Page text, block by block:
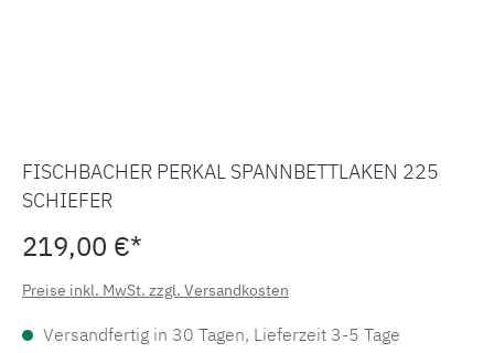
FISCHBACHER PERKAL SPANNBETTLAKEN 225
SCHIEFER
219,00 €*
Preise inkl. MwSt. zzgl. Versandkosten
Versandfertig in 30 Tagen, Lieferzeit 3-5 Tage